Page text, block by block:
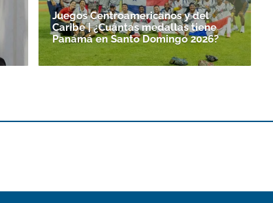
Juegos Centroamericanos y del
Caribe | ¿Cuántas medallas tiene
Panamá en Santo Domingo 2026?